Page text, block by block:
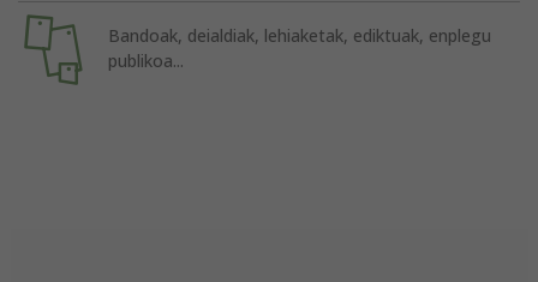
Bandoak, deialdiak, lehiaketak, ediktuak, enplegu
publikoa...